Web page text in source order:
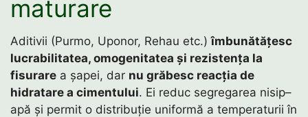
maturare
Aditivii (Purmo, Uponor, Rehau etc.)îmbunătățesc
lucrabilitatea, omogenitatea și rezistența la
fisurare a șapei, dar nu grăbesc reacția de
hidratare a cimentului. Ei reduc segregarea nisip–
apă și permit o distribuție uniformă a temperaturii în